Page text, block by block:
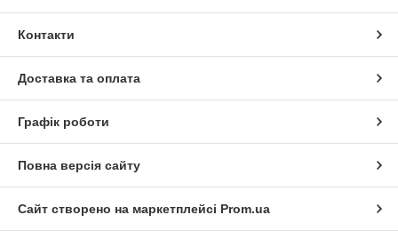
Контакти
Доставка та оплата
Графік роботи
Повна версія сайту
Сайт створено на маркетплейсі Prom.ua